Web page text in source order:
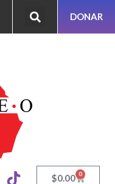
DONAR
$0.00 0